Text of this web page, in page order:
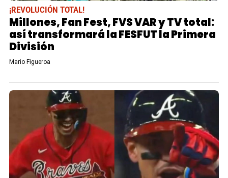
¡REVOLUCIÓN TOTAL!
Millones, Fan Fest, FVS VAR y TV total:
así transformará la FESFUT la Primera
División
Mario Figueroa